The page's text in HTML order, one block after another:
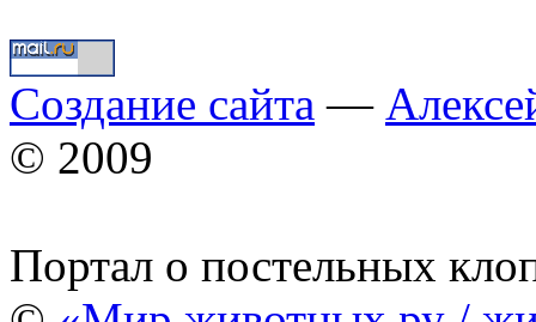
Создание сайта —
© 2009
Портал о постельных